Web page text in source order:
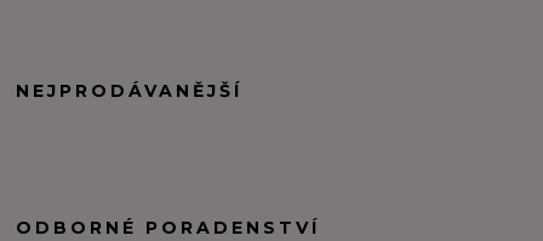
NEJPRODÁVANĚJŠÍ
ODBORNÉ PORADENSTVÍ